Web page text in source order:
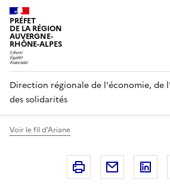
Panneau de gestion des cookies
PRÉFET
DE LA RÉGION
AUVERGNE-
RHÔNE-ALPES
Direction régionale de l'économie, de
des solidarités
Voir le fil d'Ariane
Imprimer Courriel